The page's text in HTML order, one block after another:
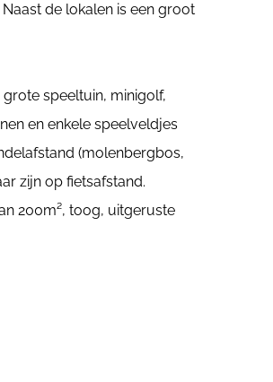
de lokalen is een groot
speeltuin, minigolf,
en enkele speelveldjes
(molenbergbos,
zijn op fietsafstand.
200m², toog, uitgeruste